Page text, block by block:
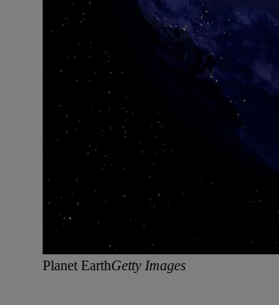
Planet EarthGetty Images